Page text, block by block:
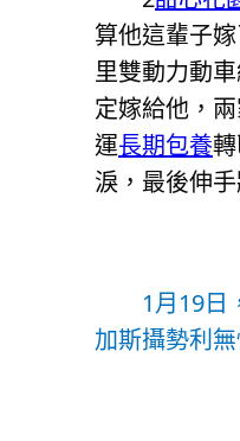
算他這輩子
里雙動力動
定嫁給他，
運長期包養
淚，最後伸
1月19日
加斯攝勢利